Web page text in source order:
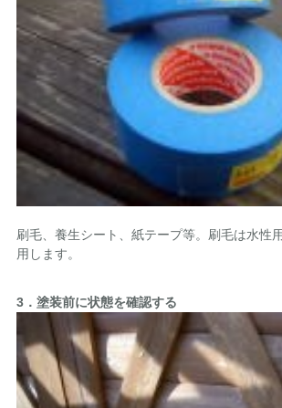
刷毛、養生シート、紙テープ等。刷毛は水性
用します。
3．塗装前に状態を確認する